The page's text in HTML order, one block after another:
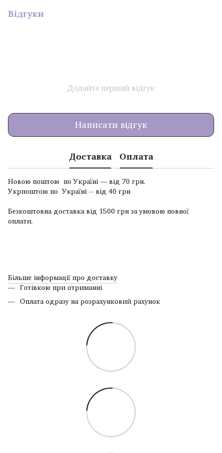
Відгуки
Додайте перший відгук
Написати відгук
Доставка Оплата
Новою поштою по Україні — від 70 грн.
Укрпоштою по Україні -- від 40 грн
Безкоштовна доставка від 1500 грн за умовою повної
оплати.
Більше інформації про доставку
Готівкою при отриманні
Оплата одразу на розрахунковий рахунок